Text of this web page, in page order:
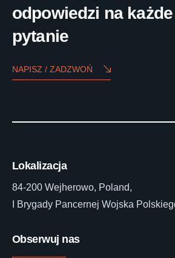
odpowiedzi na
pytanie
NAPISZ / ZADZWOŃ
Lokalizacja
84-200 Wejherowo, Poland,
I Brygady Pancernej Wojska
Obserwuj nas